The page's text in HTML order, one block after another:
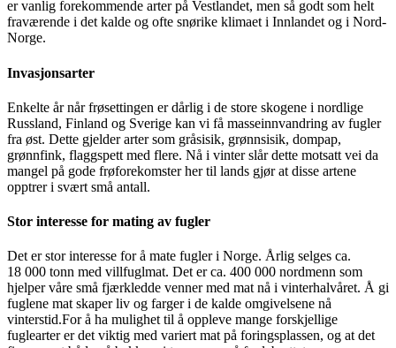
er vanlig forekommende arter på Vestlandet, men så godt som helt
fraværende i det kalde og ofte snørike klimaet i Innlandet og i Nord-
Norge.
Invasjonsarter
Enkelte år når frøsettingen er dårlig i de store skogene i nordlige
Russland, Finland og Sverige kan vi få masseinnvandring av fugler
fra øst. Dette gjelder arter som gråsisik, grønnsisik, dompap,
grønnfink, flaggspett med flere. Nå i vinter slår dette motsatt vei da
mangel på gode frøforekomster her til lands gjør at disse artene
opptrer i svært små antall.
Stor interesse for mating av fugler
Det er stor interesse for å mate fugler i Norge. Årlig selges ca.
18 000 tonn med villfuglmat. Det er ca. 400 000 nordmenn som
hjelper våre små fjærkledde venner med mat nå i vinterhalvåret. Å gi
fuglene mat skaper liv og farger i de kalde omgivelsene nå
vinterstid.For å ha mulighet til å oppleve mange forskjellige
fuglearter er det viktig med variert mat på foringsplassen, og at det